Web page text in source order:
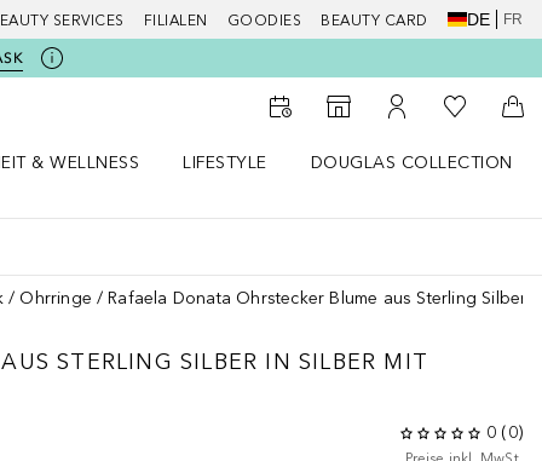
SERVICES FILIALEN GOODIES BEAUTY CARD DE FR
Zum Storefinder
Zu Meinem
Zu Meiner
& WELLNESS
LIFESTYLE
DOUGLAS COLLECTION
Ohrringe Rafaela Donata Ohrstecker Blume aus Sterling Silber
STERLING SILBER IN SILBER MIT
0 (0)